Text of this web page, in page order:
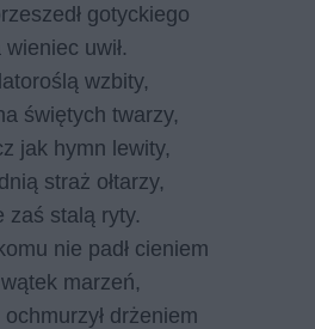
gotyckiego
uwił.
wzbity,
świętych twarzy,
jak hymn lewity,
straż ołtarzy,
zaś stalą ryty.
nie padł cieniem
marzeń,
drżeniem